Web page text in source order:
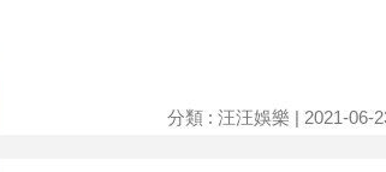
分類 : 汪汪娛樂 | 2021-06-